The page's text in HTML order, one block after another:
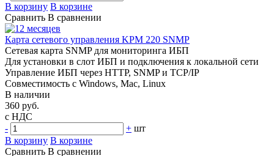
В корзину В корзине
Сравнить В сравнении
Карта сетевого управления KPM 220 SNMP
Сетевая карта SNMP для мониторинга ИБП
Для установки в слот ИБП и подключения к локальной сети
Управление ИБП через HTTP, SNMP и TCP/IP
Совместимость с Windows, Mac, Linux
В наличии
360 руб.
с НДС
-
+ шт
В корзину В корзине
Сравнить В сравнении